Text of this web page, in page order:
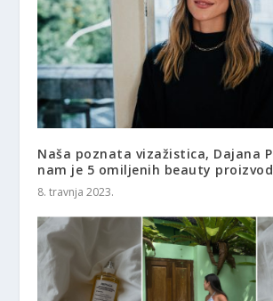
Naša poznata vizažistica, Dajana
nam je 5 omiljenih beauty
8. travnja 2023.